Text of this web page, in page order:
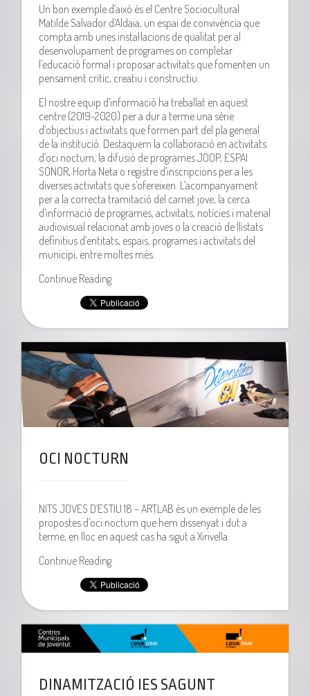
Un bon exemple d’això és el Centre Sociocultural
Matilde Salvador d’Aldaia, un espai de convivència que
compta amb unes instal·lacions de qualitat per al
desenvolupament de programes on completar
l’educació formal i proposar activitats que fomenten un
pensament crític, creatiu i constructiu.
El nostre equip d’informació ha treballat en aquest
centre (2019-2020) per a dur a terme una sèrie
d’objectius i activitats que formen part del pla general
de la institució. Destaquem la col·laboració en activitats
d’oci nocturn, la difusió de programes JOOP, ESPAI
SONOR, Horta Neta o registre d’inscripcions per a les
diverses activitats que s’ofereixen. L’acompanyament
per a la correcta tramitació del carnet jove, la cerca
d’informació de programes, activitats, notícies i material
audiovisual relacionat amb joves o la creació de llistats
definitius d’entitats, espais, programes i activitats del
municipi, entre moltes més.
Continue Reading
OCI NOCTURN
NITS JOVES D’ESTIU 18 – ARTLAB és un exemple de les
propostes d’oci nocturn que hem dissenyat i dut a
terme, en lloc en aquest cas ha sigut a Xirivella.
Continue Reading
DINAMITZACIÓ IES SAGUNT